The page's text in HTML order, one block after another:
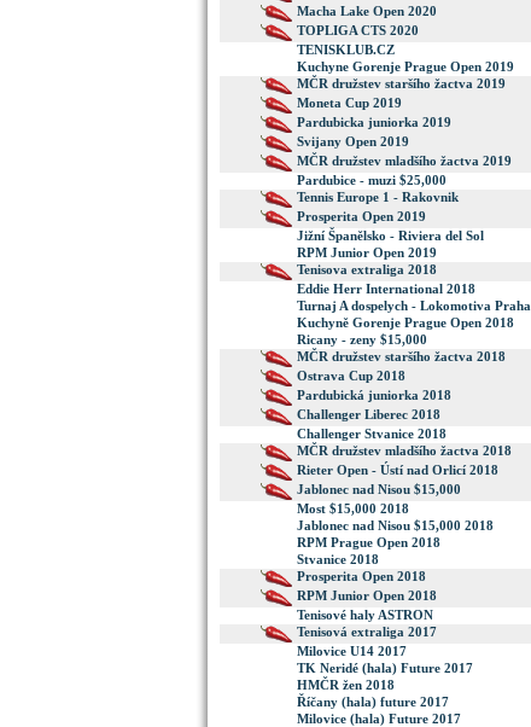
Macha Lake Open 2020
TOPLIGA CTS 2020
TENISKLUB.CZ
Kuchyne Gorenje Prague Open 2019
MČR družstev staršího žactva 2019
Moneta Cup 2019
Pardubicka juniorka 2019
Svijany Open 2019
MČR družstev mladšího žactva 2019
Pardubice - muzi $25,000
Tennis Europe 1 - Rakovnik
Prosperita Open 2019
Jižní Španělsko - Riviera del Sol
RPM Junior Open 2019
Tenisova extraliga 2018
Eddie Herr International 2018
Turnaj A dospelych - Lokomotiva Praha
Kuchyně Gorenje Prague Open 2018
Ricany - zeny $15,000
MČR družstev staršího žactva 2018
Ostrava Cup 2018
Pardubická juniorka 2018
Challenger Liberec 2018
Challenger Stvanice 2018
MČR družstev mladšího žactva 2018
Rieter Open - Ústí nad Orlicí 2018
Jablonec nad Nisou $15,000
Most $15,000 2018
Jablonec nad Nisou $15,000 2018
RPM Prague Open 2018
Stvanice 2018
Prosperita Open 2018
RPM Junior Open 2018
Tenisové haly ASTRON
Tenisová extraliga 2017
Milovice U14 2017
TK Neridé (hala) Future 2017
HMČR žen 2018
Říčany (hala) future 2017
Milovice (hala) Future 2017